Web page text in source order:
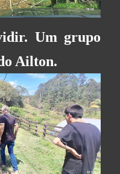
Um grupo
Ailton.